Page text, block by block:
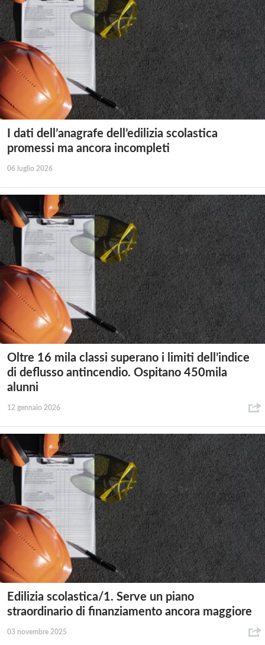
I dati dell’anagrafe dell’edilizia scolastica
promessi ma ancora incompleti
06 luglio 2026
Oltre 16 mila classi superano i limiti dell’indice
di deflusso antincendio. Ospitano 450mila
alunni
12 gennaio 2026
Edilizia scolastica/1. Serve un piano
straordinario di finanziamento ancora maggiore
03 novembre 2025